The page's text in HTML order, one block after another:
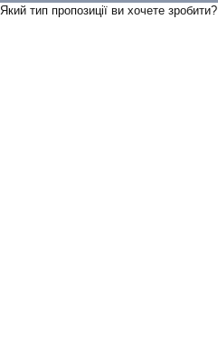
Який тип пропозицiї ви хочете зробити?